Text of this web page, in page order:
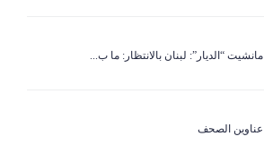
مانشيت “الديار”: لبنان بالانتظار: ما ب...
عناوين الصحف